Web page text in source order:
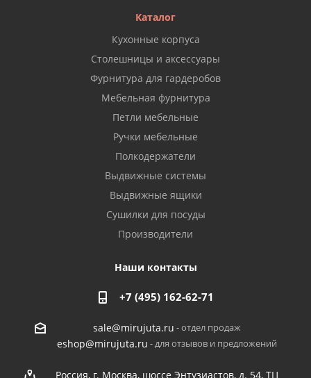
Каталог
Кухонные корпуса
Столешницы и аксессуары
Фурнитура для гардеробов
Мебельная фурнитура
Петли мебельные
Ручки мебельные
Полкодержатели
Выдвижные системы
Выдвижные ящики
Сушилки для посуды
Производители
Наши контакты
+7 (495) 162-62-71
sale@mirujuta.ru - отдел продаж
eshop@mirujuta.ru - для отзывов и предложений
Россия, г. Москва, шоссе Энтузиастов, д. 54, ТЦ